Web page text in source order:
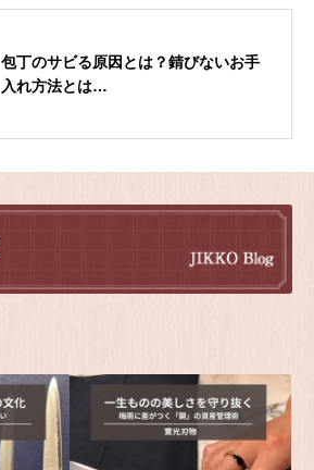
包丁のサビる原因とは？錆びないお手
入れ方法とは…